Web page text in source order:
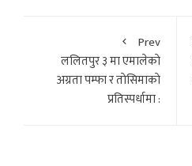
Prev
ललितपुर ३ मा एमालेकाे
अग्रता पम्फा र ताेसिमाकाे
प्रतिस्पर्धामा :